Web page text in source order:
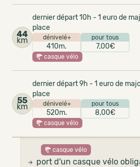
44
km
dernier départ 10h - 1 euro de
place
dénivelé+
410m.
pour tous
7,00€
casque vélo
55
km
dernier départ 9h - 1 euro de
place
dénivelé+
520m.
pour tous
8,00€
casque vélo
casque vélo
port d'un casque vélo